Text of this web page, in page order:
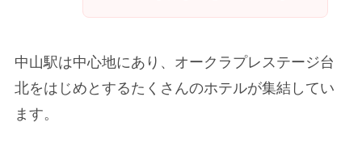
中山駅は中心地にあり、オークラプレステージ台
北をはじめとするたくさんのホテルが集結してい
ます。